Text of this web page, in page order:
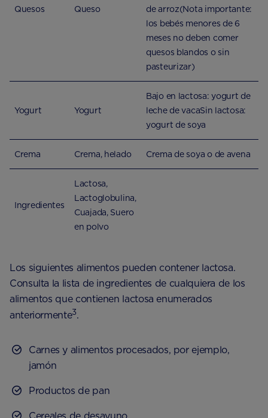
Quesos Queso
de arroz(Nota importante:
los bebés menores de 6
meses no deben comer
quesos blandos o sin
pasteurizar)
Yogurt Yogurt
Bajo en lactosa: yogurt de
leche de vacaSin lactosa:
yogurt de soya
Crema Crema, helado Crema de soya o de avena
Ingredientes
Lactosa,
Lactoglobulina,
Cuajada, Suero
en polvo
Los siguientes alimentos pueden contener lactosa.
Consulta la lista de ingredientes de cualquiera de los
alimentos que contienen lactosa enumerados
anteriormente3.
Carnes y alimentos procesados, por ejemplo,
jamón
Productos de pan